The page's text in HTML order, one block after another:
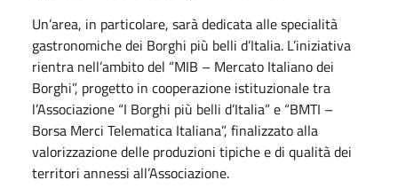
Un’area, in particolare, sarà dedicata alle specialità
gastronomiche dei Borghi più belli d’Italia. L’iniziativa
rientra nell’ambito del “MIB – Mercato Italiano dei
Borghi”, progetto in cooperazione istituzionale tra
l’Associazione “I Borghi più belli d’Italia” e “BMTI –
Borsa Merci Telematica Italiana”, finalizzato alla
valorizzazione delle produzioni tipiche e di qualità dei
territori annessi all’Associazione.